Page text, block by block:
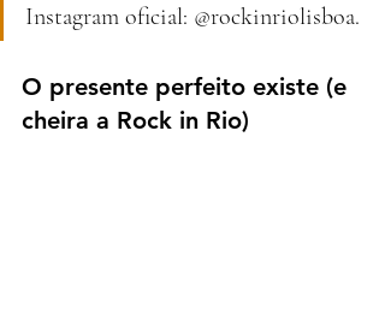
Instagram oficial: @rockinriolisboa.
O presente perfeito existe (e
cheira a Rock in Rio)